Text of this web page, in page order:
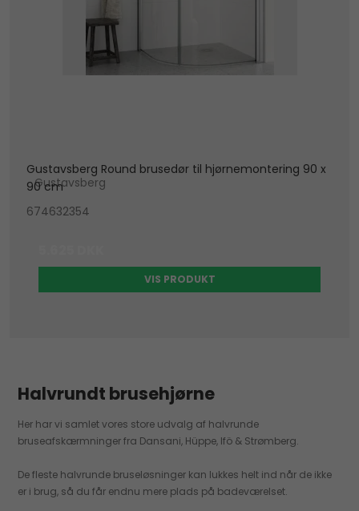
Gustavsberg Round brusedør til hjørnemontering 90 x
90 cm
Gustavsberg
674632354
VIS PRODUKT
Halvrundt brusehjørne
Her har vi samlet vores store udvalg af halvrunde
bruseafskærmninger fra Dansani, Hüppe, Ifö & Strømberg.
De fleste halvrunde bruseløsninger kan lukkes helt ind når de ikke
er i brug, så du får endnu mere plads på badeværelset.